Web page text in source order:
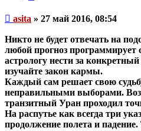
Непрочитанное
asita » 27 май 2016, 08:54
Никто не будет отвечать на
любой прогноз программирует
астрологу нести за
изучайте закон кармы.
Каждый сам решает свою
неправильными выборами.
транзитный Уран проходил
На распутье как всегда три
продолжение полета и